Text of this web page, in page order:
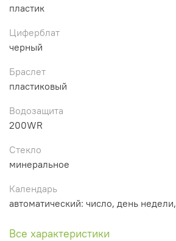
пластик
Циферблат
черный
Браслет
пластиковый
Водозащита
200WR
Стекло
минеральное
Календарь
автоматический: число, день
Все характеристики